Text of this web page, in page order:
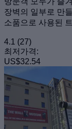
장벽의 일부로 만
소품으로 사용된
4.1 (27)
최저가격:
US$32.54